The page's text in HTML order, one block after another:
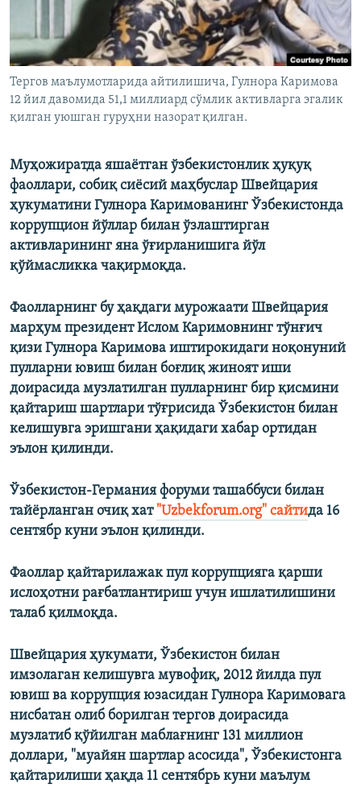
Тергов маълумотларида айтилишича, Гулнора Каримова
12 йил давомида 51,1 миллиард сўмлик активларга эгалик
қилган уюшган гуруҳни назорат қилган.
Муҳожиратда яшаётган ўзбекистонлик ҳуқуқ
фаоллари, собиқ сиёсий маҳбуслар Швейцария
ҳукуматини Гулнора Каримованинг Ўзбекистонда
коррупцион йўллар билан ўзлаштирган
активларининг яна ўғирланишига йўл
қўймасликка чақирмоқда.
Фаолларнинг бу ҳақдаги мурожаати Швейцария
марҳум президент Ислом Каримовнинг тўнғич
қизи Гулнора Каримова иштирокидаги ноқонуний
пулларни ювиш билан боғлиқ жиноят иши
доирасида музлатилган пулларнинг бир қисмини
қайтариш шартлари тўғрисида Ўзбекистон билан
келишувга эришгани ҳақидаги хабар ортидан
эълон қилинди.
Ўзбекистон-Германия форуми ташаббуси билан
тайёрланган очиқ хат "Uzbekforum.org" сайтида 16
сентябр куни эълон қилинди.
Фаоллар қайтарилажак пул коррупцияга қарши
ислоҳотни рағбатлантириш учун ишлатилишини
талаб қилмоқда.
Швейцария ҳукумати, Ўзбекистон билан
имзолаган келишувга мувофиқ, 2012 йилда пул
ювиш ва коррупция юзасидан Гулнора Каримовага
нисбатан олиб борилган тергов доирасида
музлатиб қўйилган маблағнинг 131 миллион
доллари, "муайян шартлар асосида", Ўзбекистонга
қайтарилиши ҳақда 11 сентябрь куни маълум